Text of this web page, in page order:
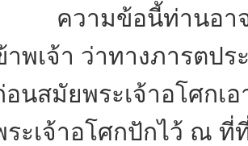
ความข้อนี้ท่านอาจา
าพเจ้า ว่าทางภารตปร
อนสมัยพระเจ้าอโศกเ
ระเจ้าอโศกปักไว้ ณ ที่